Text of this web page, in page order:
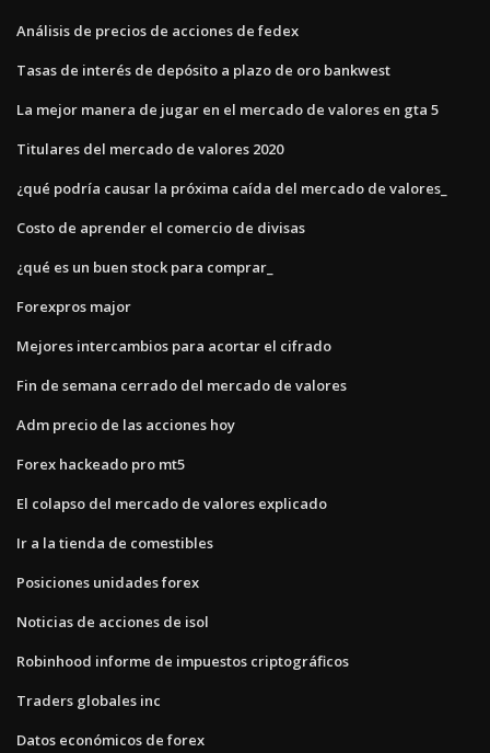
Análisis de precios de acciones de fedex
Tasas de interés de depósito a plazo de oro bankwest
La mejor manera de jugar en el mercado de valores en gta 5
Titulares del mercado de valores 2020
¿qué podría causar la próxima caída del mercado de valores_
Costo de aprender el comercio de divisas
¿qué es un buen stock para comprar_
Forexpros major
Mejores intercambios para acortar el cifrado
Fin de semana cerrado del mercado de valores
Adm precio de las acciones hoy
Forex hackeado pro mt5
El colapso del mercado de valores explicado
Ir a la tienda de comestibles
Posiciones unidades forex
Noticias de acciones de isol
Robinhood informe de impuestos criptográficos
Traders globales inc
Datos económicos de forex